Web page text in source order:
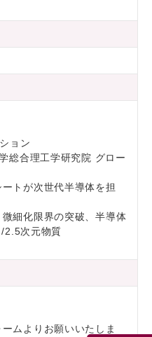
ョン
総合理工学研究院 グロー
トが次世代半導体を担
細化限界の突破、半導体
/2.5次元物質
ムよりお願いいたしま